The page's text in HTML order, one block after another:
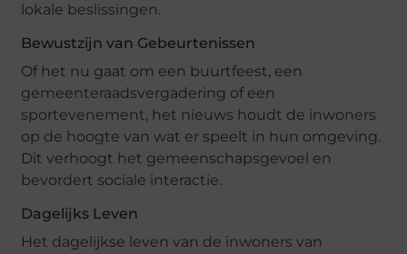
lokale beslissingen.
Bewustzijn van Gebeurtenissen
Of het nu gaat om een buurtfeest, een
gemeenteraadsvergadering of een
sportevenement, het nieuws houdt de inwoners
op de hoogte van wat er speelt in hun omgeving.
Dit verhoogt het gemeenschapsgevoel en
bevordert sociale interactie.
Dagelijks Leven
Het dagelijkse leven van de inwoners van